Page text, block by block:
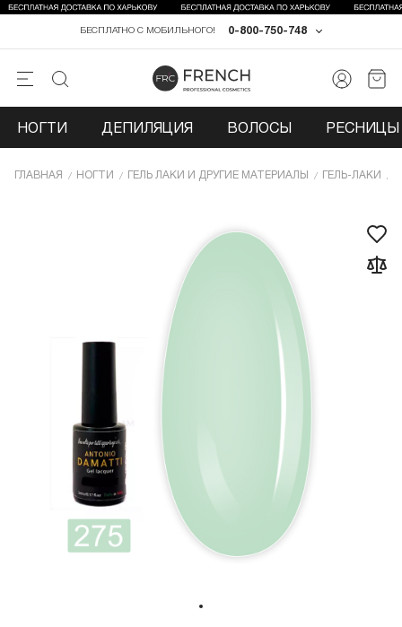
0-800-750-748
БЕСПЛАТНО С МОБИЛЬНОГО!
НОГТИ ДЕПИЛЯЦИЯ ВОЛОСЫ РЕСНИЦЫ
ГЛАВНАЯ НОГТИ ГЕЛЬ ЛАКИ И ДРУГИЕ МАТЕРИАЛЫ ГЕЛЬ-ЛАКИ